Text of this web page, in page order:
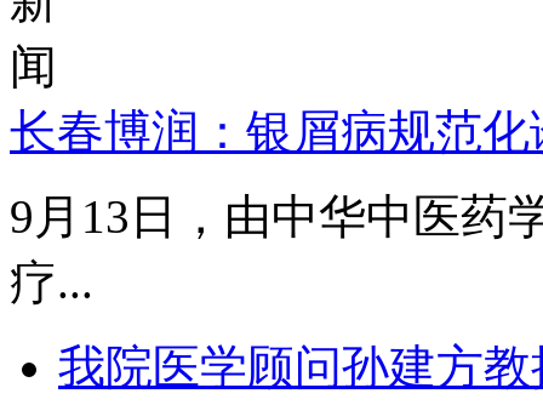
长春博润：银屑病规范化
9月13日，由中华中医药
疗...
我院医学顾问孙建方